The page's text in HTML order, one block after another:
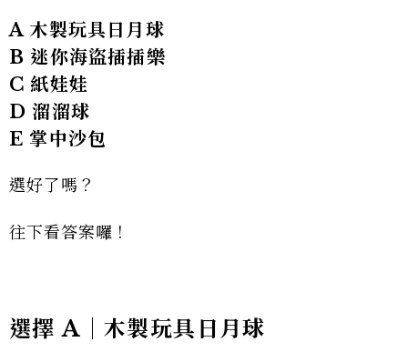
A 木製玩具日月球
B 迷你海盜插插樂
C 紙娃娃
D 溜溜球
E 掌中沙包
選好了嗎？
往下看答案囉！
選擇 A｜木製玩具日月球